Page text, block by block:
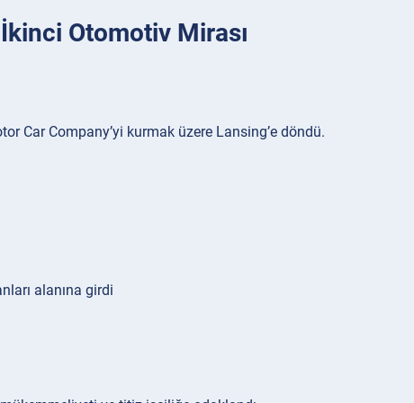
Otomotiv Mirası
Car Company’yi kurmak üzere Lansing’e döndü.
alanına girdi